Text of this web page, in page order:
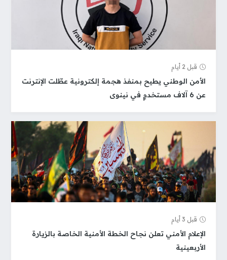
قبل 2 أيام
الأمن الوطني يطيح بمنفذ هجمة إلكترونية عطّلت الإنترنت
عن 6 آلاف مستخدمٍ في نينوى
قبل 3 أيام
الإعلام الأمني تعلن نجاح الخطة الأمنية الخاصة بالزيارة
الأربعينية